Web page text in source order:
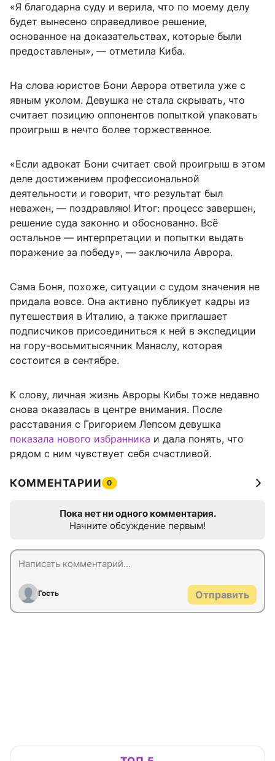
«Я благодарна суду и верила, что по моему делу
будет вынесено справедливое решение,
основанное на доказательствах, которые были
предоставлены», — отметила Киба.
На слова юристов Бони Аврора ответила уже с
явным уколом. Девушка не стала скрывать, что
считает позицию оппонентов попыткой упаковать
проигрыш в нечто более торжественное.
«Если адвокат Бони считает свой проигрыш в этом
деле достижением профессиональной
деятельности и говорит, что результат был
неважен, — поздравляю! Итог: процесс завершен,
решение суда законно и обоснованно. Всё
остальное — интерпретации и попытки выдать
поражение за победу», — заключила Аврора.
Сама Боня, похоже, ситуации с судом значения не
придала вовсе. Она активно публикует кадры из
путешествия в Италию, а также приглашает
подписчиков присоединиться к ней в экспедиции
на гору-восьмитысячник Манаслу, которая
состоится в сентябре.
К слову, личная жизнь Авроры Кибы тоже недавно
снова оказалась в центре внимания. После
расставания с Григорием Лепсом девушка
показала нового избранника и дала понять, что
рядом с ним чувствует себя счастливой.
КОММЕНТАРИИ 0
Пока нет ни одного комментария.
Начните обсуждение первым!
Гость Отправить